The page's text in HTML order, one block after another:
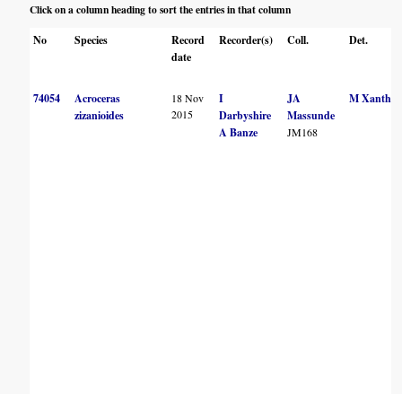
Click on a column heading to sort the entries in that column
No
Species
Record
date
Recorder(s) Coll. Det.
74054
Acroceras
zizanioides
18 Nov
2015
I
Darbyshire
A Banze
JA
Massunde
JM168
M Xanthos